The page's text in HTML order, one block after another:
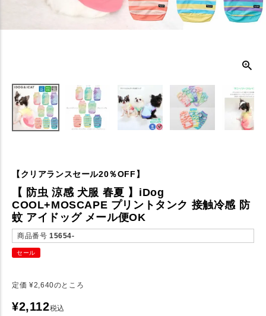
【クリアランスセール20％OFF】
【 防虫 涼感 犬服 春夏 】iDog
COOL+MOSCAPE プリントタンク 接触冷感 防
蚊 アイドッグ メール便OK
商品番号 15654-
セール
定価 ¥2,640のところ
¥2,112税込